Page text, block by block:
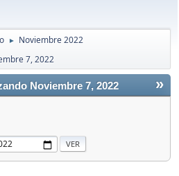
► Noviembre 2022
7, 2022
»
Noviembre 7, 2022